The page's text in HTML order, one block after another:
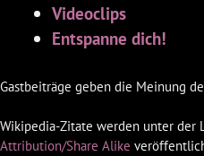
Videoclips
Entspanne dich!
Gastbeiträge geben die Meinung
Wikipedia-Zitate werden unter der
Attribution/Share Alike